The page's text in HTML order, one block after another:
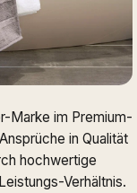
Marke im Premium-
in Qualität
hochwertige
Verhältnis.